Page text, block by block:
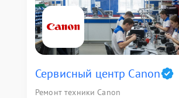
Сервисный центр Canon
Ремонт техники Canon